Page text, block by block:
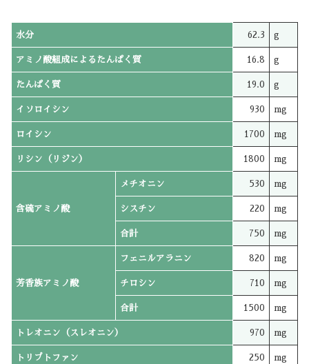
水分 62.3 g
アミノ酸組成によるたんぱく質 16.8 g
たんぱく質 19.0 g
イソロイシン 930 mg
ロイシン 1700 mg
リシン（リジン） 1800 mg
含硫アミノ酸
メチオニン 530 mg
シスチン 220 mg
合計 750 mg
芳香族アミノ酸
フェニルアラニン 820 mg
チロシン 710 mg
合計 1500 mg
トレオニン（スレオニン） 970 mg
トリプトファン 250 mg